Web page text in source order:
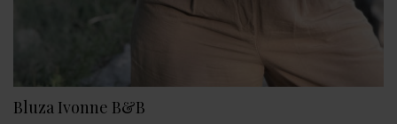
Bluza Ivonne B&B